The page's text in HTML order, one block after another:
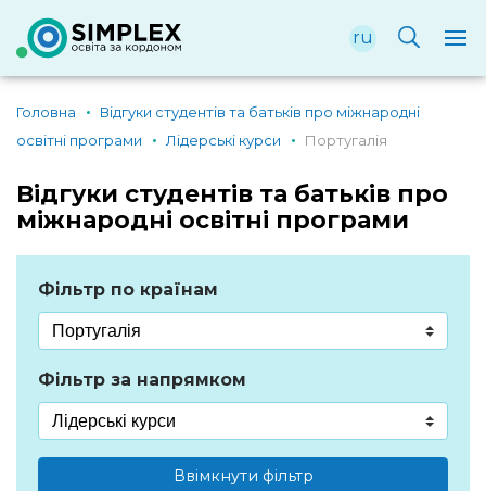
ru
Головна
Відгуки студентів та батьків про міжнародні
освітні програми
Лідерські курси Португалія
Відгуки студентів та батьків про
міжнародні освітні програми
Фільтр по країнам
Фільтр за напрямком
Ввімкнути фільтр